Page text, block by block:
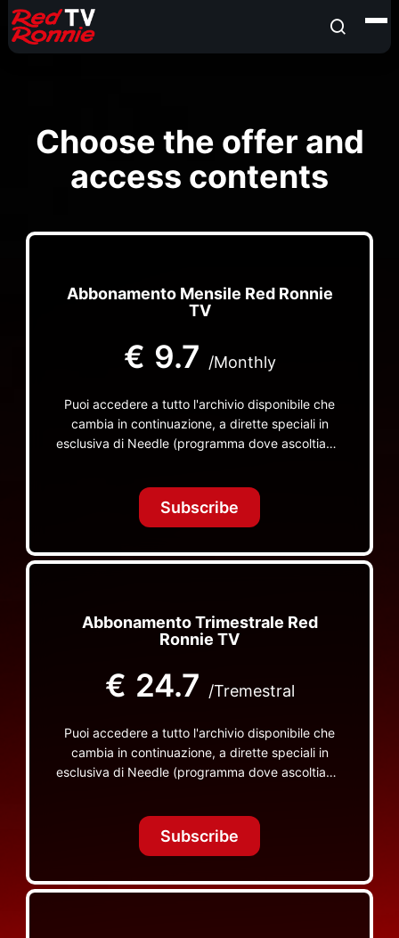
Choose the offer and
access contents
Abbonamento Mensile Red Ronnie
TV
€ 9.7 /Monthly
Puoi accedere a tutto l'archivio disponibile che
cambia in continuazione, a dirette speciali in
esclusiva di Needle (programma dove ascoltiamo
TV non visibili da nessuna altra parte
Subscribe
Abbonamento Trimestrale Red
Ronnie TV
€ 24.7 /Tremestral
Puoi accedere a tutto l'archivio disponibile che
cambia in continuazione, a dirette speciali in
esclusiva di Needle (programma dove ascoltiamo
TV non visibili da nessuna altra parte
Subscribe